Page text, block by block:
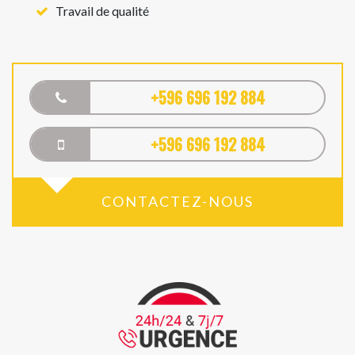
Travail de qualité
+596 696 192 884
+596 696 192 884
CONTACTEZ-NOUS